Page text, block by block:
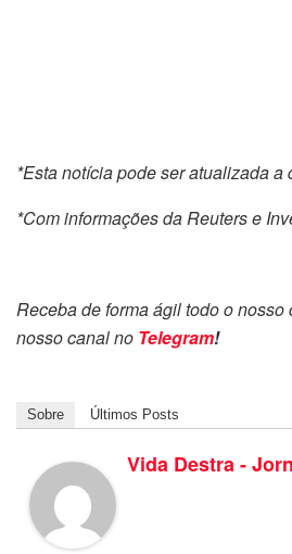
*Esta notícia pode ser atualizada a
*Com informações da Reuters e
Receba de forma ágil todo o nosso
nosso canal no Telegram!
Sobre Últimos Posts
Vida Destra -